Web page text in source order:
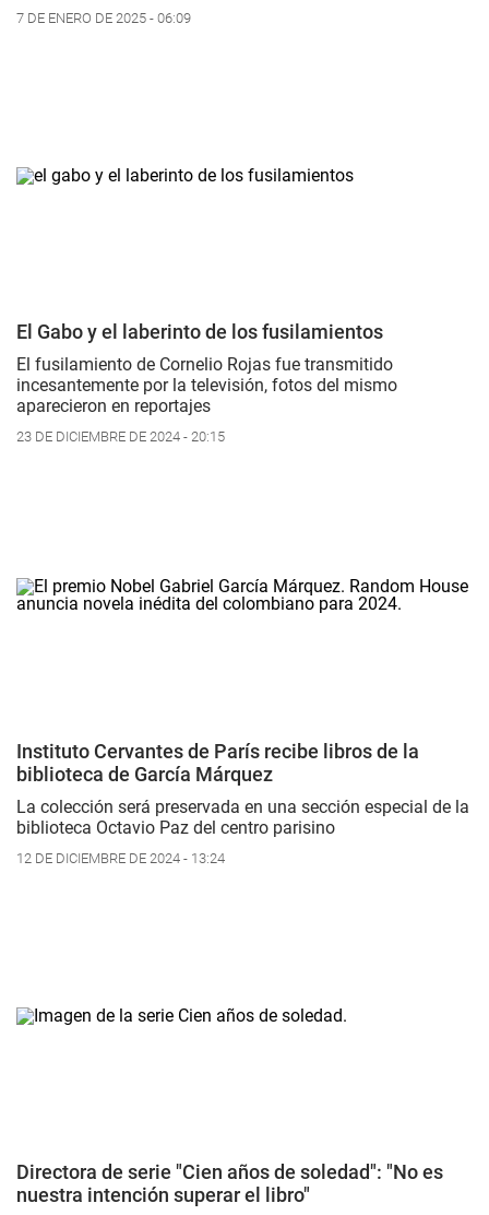
7 DE ENERO DE 2025 - 06:09
El Gabo y el laberinto de los fusilamientos
El fusilamiento de Cornelio Rojas fue transmitido
incesantemente por la televisión, fotos del mismo
aparecieron en reportajes
23 DE DICIEMBRE DE 2024 - 20:15
Instituto Cervantes de París recibe libros de la
biblioteca de García Márquez
La colección será preservada en una sección especial de la
biblioteca Octavio Paz del centro parisino
12 DE DICIEMBRE DE 2024 - 13:24
Directora de serie "Cien años de soledad": "No es
nuestra intención superar el libro"